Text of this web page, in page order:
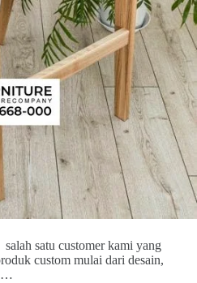
satu customer kami yang
custom mulai dari desain,